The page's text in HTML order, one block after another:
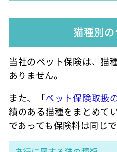
猫種別
当社のペット保険は、猫
ありません。
また、「ペット保険取扱
績のある猫種をまとめて
であっても保険料は同じで